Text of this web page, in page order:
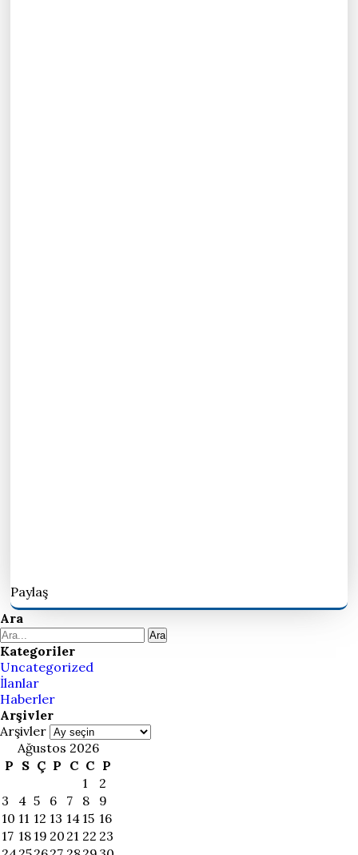
Paylaş
Ara
Ara
Kategoriler
Uncategorized
İlanlar
Haberler
Arşivler
Arşivler
Ağustos 2026
P S Ç P C C P
1
2
3
4 5 6 7 8
9
10 11 12 13 14 15 16
17 18 19 20 21 22 23